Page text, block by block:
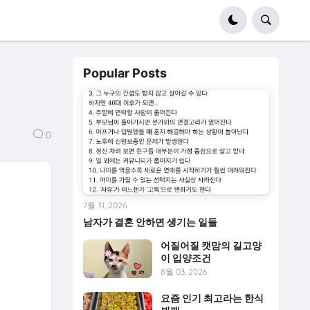
0
Popular Posts
남자가 결혼 안하면 생기는 일들
7월 31, 2026
어질어질 캣맘의 길고양
이 입양조건
8월 03, 2026
요즘 인기 최고라는 한식